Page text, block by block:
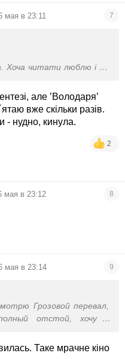
мая в 23:11 7
Хоча читати люблю і це
але ’Володаря’
вже скільки разів.
- нудно, кинула.
2
мая в 23:12 8
мая в 23:14 9
Грозовой перевал,
отстой, хочу с
Таке мрачне кіно